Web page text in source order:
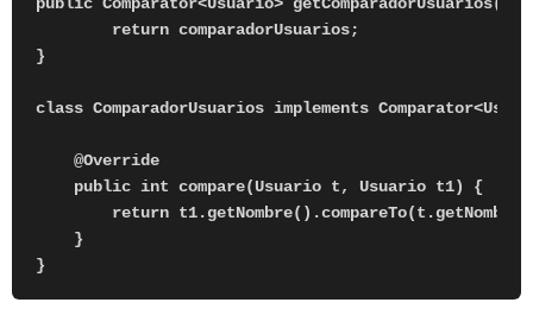
        return comparadorUsuarios;
}
class ComparadorUsuarios implements
    @Override
    public int compare(Usuario t, Usuario t1) {
return
    }